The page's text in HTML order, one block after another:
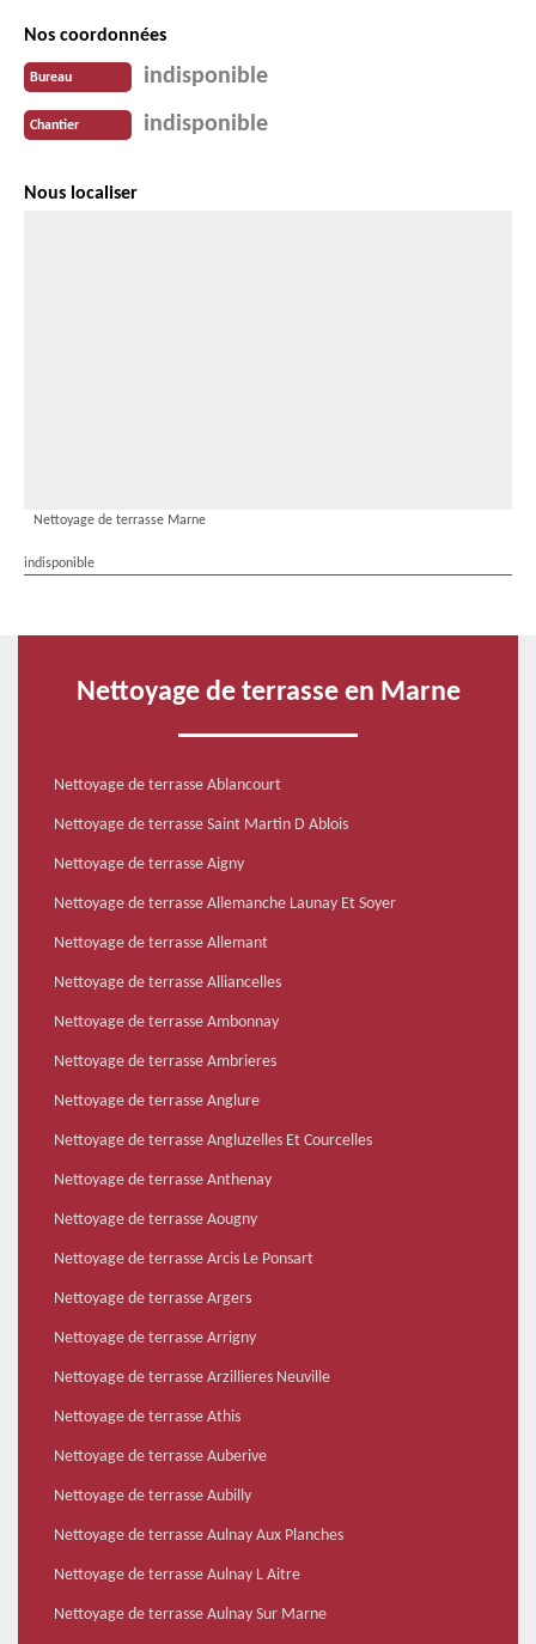
Nos coordonnées
Bureau indisponible
Chantier indisponible
Nous localiser
Nettoyage de terrasse Marne
indisponible
Nettoyage de terrasse en Marne
Nettoyage de terrasse Ablancourt
Nettoyage de terrasse Saint Martin D Ablois
Nettoyage de terrasse Aigny
Nettoyage de terrasse Allemanche Launay Et Soyer
Nettoyage de terrasse Allemant
Nettoyage de terrasse Alliancelles
Nettoyage de terrasse Ambonnay
Nettoyage de terrasse Ambrieres
Nettoyage de terrasse Anglure
Nettoyage de terrasse Angluzelles Et Courcelles
Nettoyage de terrasse Anthenay
Nettoyage de terrasse Aougny
Nettoyage de terrasse Arcis Le Ponsart
Nettoyage de terrasse Argers
Nettoyage de terrasse Arrigny
Nettoyage de terrasse Arzillieres Neuville
Nettoyage de terrasse Athis
Nettoyage de terrasse Auberive
Nettoyage de terrasse Aubilly
Nettoyage de terrasse Aulnay Aux Planches
Nettoyage de terrasse Aulnay L Aitre
Nettoyage de terrasse Aulnay Sur Marne